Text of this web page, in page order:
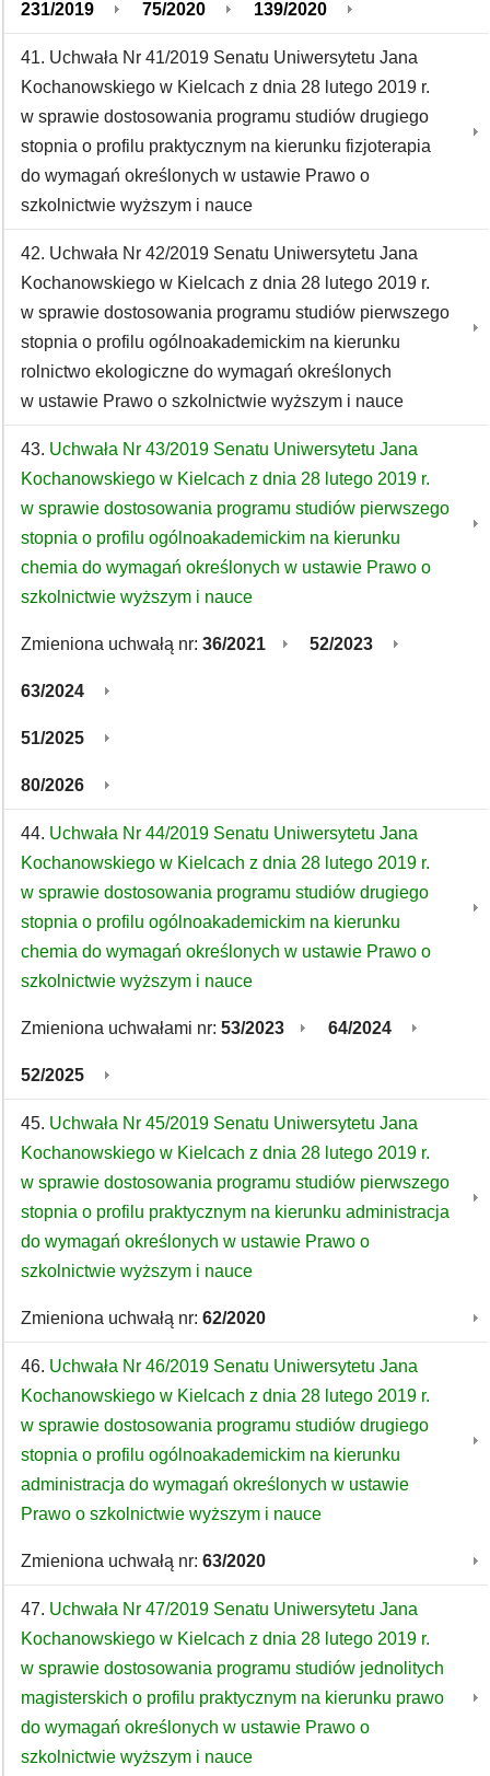
231/2019 75/2020 139/2020
41. Uchwała Nr 41/2019 Senatu Uniwersytetu Jana
Kochanowskiego w Kielcach z dnia 28 lutego 2019 r.
w sprawie dostosowania programu studiów drugiego
stopnia o profilu praktycznym na kierunku fizjoterapia
do wymagań określonych w ustawie Prawo o
szkolnictwie wyższym i nauce
42. Uchwała Nr 42/2019 Senatu Uniwersytetu Jana
Kochanowskiego w Kielcach z dnia 28 lutego 2019 r.
w sprawie dostosowania programu studiów pierwszego
stopnia o profilu ogólnoakademickim na kierunku
rolnictwo ekologiczne do wymagań określonych
w ustawie Prawo o szkolnictwie wyższym i nauce
43. Uchwała Nr 43/2019 Senatu Uniwersytetu Jana
Kochanowskiego w Kielcach z dnia 28 lutego 2019 r.
w sprawie dostosowania programu studiów pierwszego
stopnia o profilu ogólnoakademickim na kierunku
chemia do wymagań określonych w ustawie Prawo o
szkolnictwie wyższym i nauce
Zmieniona uchwałą nr: 36/2021 52/2023
63/2024
51/2025
80/2026
44. Uchwała Nr 44/2019 Senatu Uniwersytetu Jana
Kochanowskiego w Kielcach z dnia 28 lutego 2019 r.
w sprawie dostosowania programu studiów drugiego
stopnia o profilu ogólnoakademickim na kierunku
chemia do wymagań określonych w ustawie Prawo o
szkolnictwie wyższym i nauce
Zmieniona uchwałami nr: 53/2023 64/2024
52/2025
45. Uchwała Nr 45/2019 Senatu Uniwersytetu Jana
Kochanowskiego w Kielcach z dnia 28 lutego 2019 r.
w sprawie dostosowania programu studiów pierwszego
stopnia o profilu praktycznym na kierunku administracja
do wymagań określonych w ustawie Prawo o
szkolnictwie wyższym i nauce
Zmieniona uchwałą nr: 62/2020
46. Uchwała Nr 46/2019 Senatu Uniwersytetu Jana
Kochanowskiego w Kielcach z dnia 28 lutego 2019 r.
w sprawie dostosowania programu studiów drugiego
stopnia o profilu ogólnoakademickim na kierunku
administracja do wymagań określonych w ustawie
Prawo o szkolnictwie wyższym i nauce
Zmieniona uchwałą nr: 63/2020
47. Uchwała Nr 47/2019 Senatu Uniwersytetu Jana
Kochanowskiego w Kielcach z dnia 28 lutego 2019 r.
w sprawie dostosowania programu studiów jednolitych
magisterskich o profilu praktycznym na kierunku prawo
do wymagań określonych w ustawie Prawo o
szkolnictwie wyższym i nauce